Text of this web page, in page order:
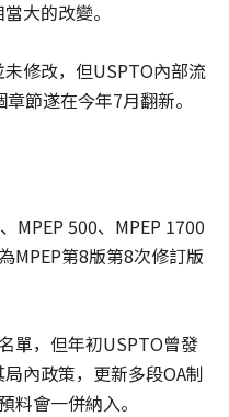
大的改變。
修改，但USPTO內部流
節遂在今年7月翻新。
MPEP 500、MPEP 1700
MPEP第8版第8次修訂版
單，但年初USPTO曾發
內政策，更新多段OA制
料會一併納入。